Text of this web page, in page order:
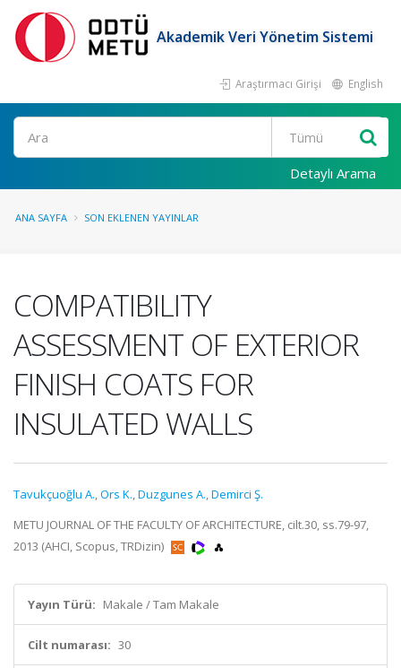
Akademik Veri Yönetim Sistemi
Araştırmacı Girişi English
Ara
Detaylı Arama
ANA SAYFA SON EKLENEN YAYINLAR
COMPATIBILITY
ASSESSMENT OF EXTERIOR
FINISH COATS FOR
INSULATED WALLS
Tavukçuoğlu A.,Ors K.,Duzgunes A.,Demirci Ş.
METU JOURNAL OF THE FACULTY OF ARCHITECTURE, cilt.30, ss.79-97,
2013 (AHCI, Scopus, TRDizin)
Yayın Türü: Makale / Tam Makale
Cilt numarası: 30